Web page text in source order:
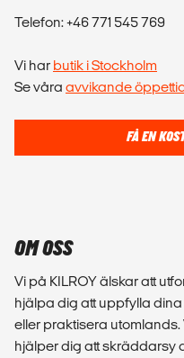
Telefon: +46 771 545 769
Vi har butik i Stockholm
Se våra avvikande
FÅ EN
OM OSS
Vi på KILROY älskar att
hjälpa dig att uppfylla
eller praktisera
hjälper dig att skräddarsy